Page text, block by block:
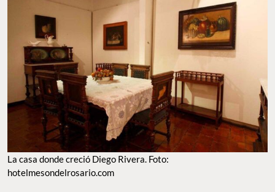
La casa donde creció Diego Rivera. Foto:
hotelmesondelrosario.com